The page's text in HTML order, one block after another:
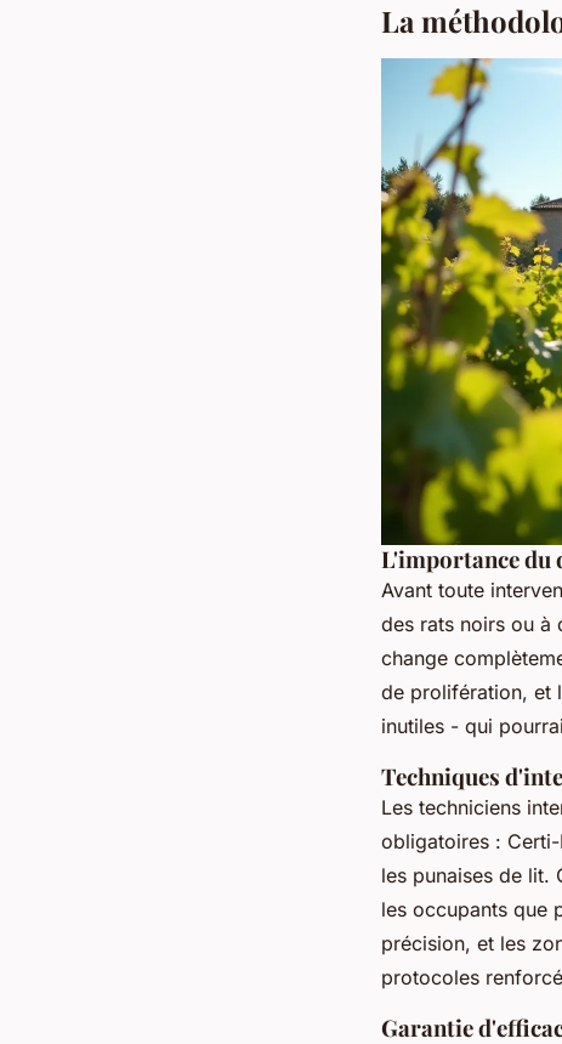
La
L'importance du
Avant toute
des rats noirs ou à
change
de prolifération, et
inutiles - qui
Techniques
Les techniciens
obligatoires :
les punaises de lit.
les occupants que
précision, et les
protocoles
Garantie